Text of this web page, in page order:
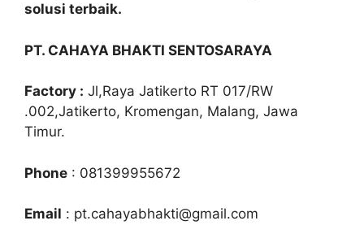
solusi terbaik.
PT. CAHAYA BHAKTI SENTOSARAYA
Factory : Jl,Raya Jatikerto RT 017/RW
.002,Jatikerto, Kromengan, Malang, Jawa
Timur.
Phone : 081399955672
Email : pt.cahayabhakti@gmail.com